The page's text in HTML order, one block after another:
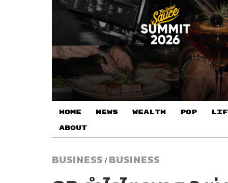
HOME NEWS WEALTH POP
ABOUT
BUSINESS / BUSINESS